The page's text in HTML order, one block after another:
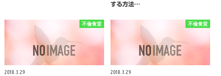
する方法…
不倫食堂
2018.3.29
不倫食堂
2018.3.29